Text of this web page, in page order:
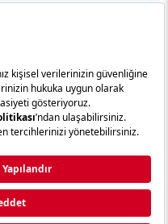
girerseniz ve mesafeli satış
ters düşerseniz, yaşla ilgili
bir durumda doğacak yasal
tarafınıza ait olacak ve cezai
sitemizi görüntülemesi ve
ilgili olarak site kullanım